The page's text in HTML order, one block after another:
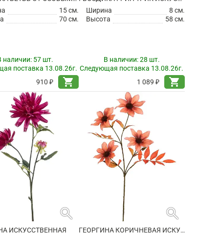
15 см.
70 см.
наличии: 57 шт.
поставка 13.08.26г.
910 ₽
shopping_cart
Ширина
8 см.
Высота
58 см.
В наличии:28 шт.
Следующая поставка 13.08.26г.
1 089 ₽
shopping_cart
search
ИСКУССТВЕННАЯ
search
ГЕОРГИНА КОРИЧНЕВАЯ ИСКУССТВЕННАЯ